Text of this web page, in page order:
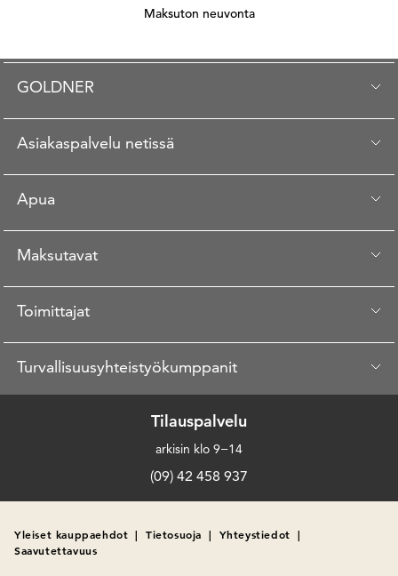
Maksuton neuvonta
GOLDNER
Asiakaspalvelu netissä
Apua
Maksutavat
Toimittajat
Turvallisuusyhteistyökumppanit
Tilauspalvelu
arkisin klo 9−14
(09) 42 458 937
Yleiset kauppaehdot | Tietosuoja | Yhteystiedot |
Saavutettavuus